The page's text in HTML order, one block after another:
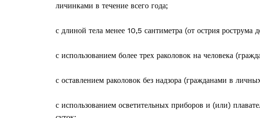
личинками в течение всего года;
с длиной тела менее 10,5 сантиметра (от острия рострума
с использованием более трех раколовок на человека
с оставлением раколовок без надзора (гражданами в
с использованием осветительных приборов и (или)